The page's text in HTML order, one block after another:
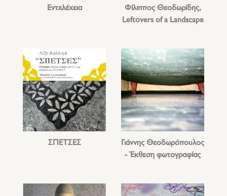
Εντελέχεια
Φίλιππος Θεοδωρίδης,
Leftovers of a Landscape
ΣΠΕΤΣΕΣ
Γιάννης Θεοδωρόπουλος
- Έκθεση φωτογραφίας